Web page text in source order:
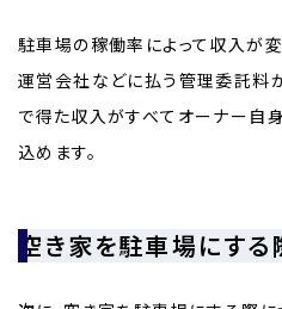
駐車場の稼働率によって収入が
運営会社などに払う管理委託料
で得た収入がすべてオーナー自
込めます。
空き家を駐車場にす